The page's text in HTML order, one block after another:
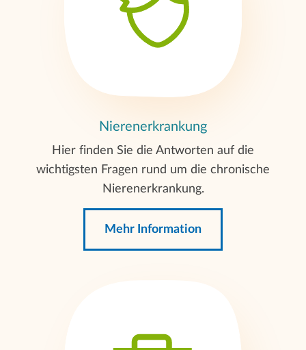
Nierenerkrankung
Hier finden Sie die Antworten auf die
wichtigsten Fragen rund um die chronische
Nierenerkrankung.
Mehr Information